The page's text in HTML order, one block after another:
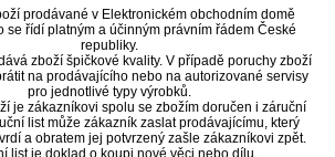
prodávané v Elektronickém obchodním domě
se řídí platným a účinným právním řádem České
republiky.
zboží špičkové kvality. V případě poruchy zboží
na prodávajícího nebo na autorizované servisy
pro jednotlivé typy výrobků.
je zákazníkovi spolu se zbožím doručen i záruční
list může zákazník zaslat prodávajícímu, který
a obratem jej potvrzený zašle zákazníkovi zpět.
list je doklad o koupi nové věci nebo dílu.